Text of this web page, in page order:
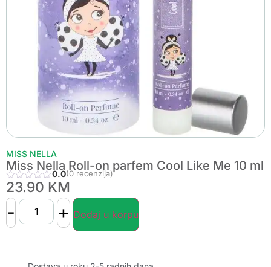
MISS NELLA
Miss Nella Roll-on parfem Cool Like Me 10 ml
0.0(0 recenzija)
23.90 KM
- + Dodaj u korpu